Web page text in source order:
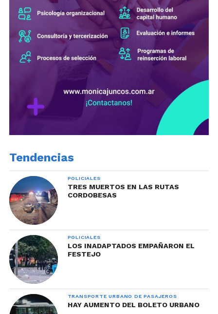
Tendencias
POLICIALES
TRES MUERTOS EN LAS RUTAS
CORDOBESAS
POLICIALES
LOS INADAPTADOS EMPAÑARON EL
FESTEJO
TRANSPORTE URBANO DE PASAJEROS
HAY AUMENTO DEL BOLETO URBANO